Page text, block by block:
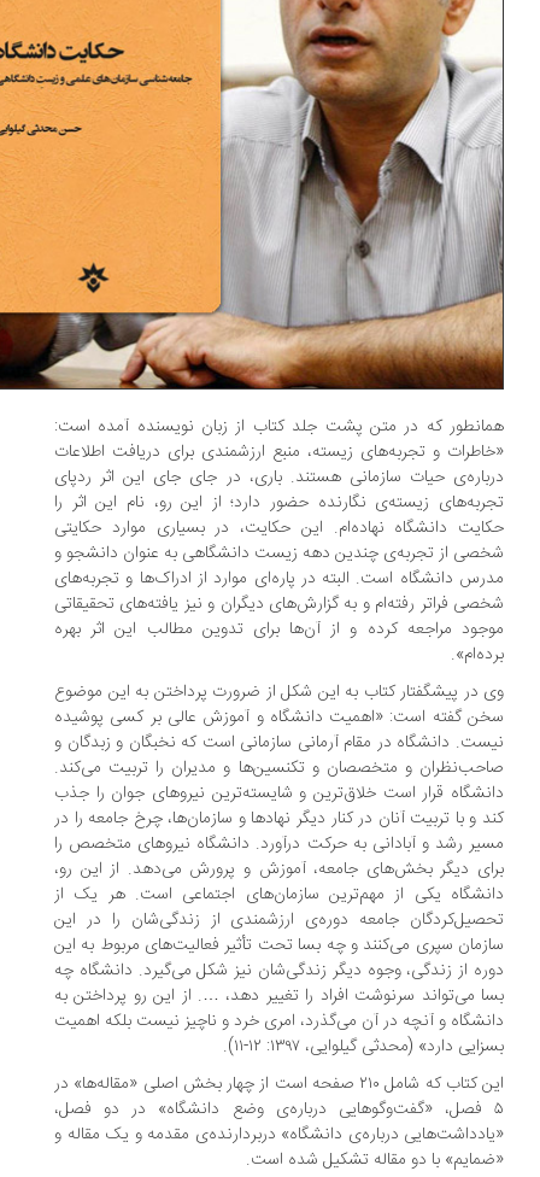
که در متن پشت جلد کتاب از زبان نویسنده آمده است:
و تجربه‌های زیسته، منبع ارزشمندی برای دریافت اطلاعات
حیات سازمانی هستند. باری، در جای جای این اثر ردپای
زیسته‌ی نگارنده حضور دارد؛ از این رو، نام این اثر را
دانشگاه نهاده‌ام. این حکایت، در بسیاری موارد حکایتی
از تجربه‌ی چندین دهه زیست دانشگاهی به عنوان دانشجو و
دانشگاه است. البته در پاره‌ای موارد از ادراک‌ها و تجربه‌های
فراتر رفته‌ام و به گزارش‌های دیگران و نیز یافته‌های تحقیقاتی
مراجعه کرده و از آن‌ها برای تدوین مطالب این اثر بهره
در پیشگفتار کتاب به این شکل از ضرورت پرداختن به این موضوع
گفته است: «اهمیت دانشگاه و آموزش عالی بر کسی پوشیده
دانشگاه در مقام آرمانی سازمانی است که نخبگان و زبدگان و
و متخصصان و تکنسین‌ها و مدیران را تربیت می‌کند.
قرار است خلاق‌ترین و شایسته‌ترین نیروهای جوان را جذب
و با تربیت آنان در کنار دیگر نهادها و سازمان‌ها، چرخ جامعه را در
رشد و آبادانی به حرکت درآورد. دانشگاه نیروهای متخصص را
دیگر بخش‌های جامعه، آموزش و پرورش می‌دهد. از این رو،
یکی از مهم‌ترین سازمان‌های اجتماعی است. هر یک از
جامعه دوره‌ی ارزشمندی از زندگی‌شان را در این
سپری می‌کنند و چه بسا تحت تأثیر فعالیت‌های مربوط به این
از زندگی، وجوه دیگر زندگی‌شان نیز شکل می‌گیرد. دانشگاه چه
می‌تواند سرنوشت افراد را تغییر دهد، …. از این رو پرداختن به
و آنچه در آن می‌گذرد، امری خرد و ناچیز نیست بلکه اهمیت
دارد» (محدثی گیلوایی، ۱۳۹۷: ۱۲-۱۱).
این کتاب که شامل ۲۱۰ صفحه است از چهار بخش اصلی «مقاله‌ها» در
۵ فصل، «گفت‌وگوهایی درباره‌ی وضع دانشگاه» در دو فصل،
درباره‌ی دانشگاه» دربردارنده‌ی مقدمه و یک مقاله و
با دو مقاله تشکیل شده است.